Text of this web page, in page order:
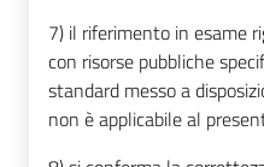
7) il riferimento in esame
con risorse pubbliche
standard messo a
non è applicabile al